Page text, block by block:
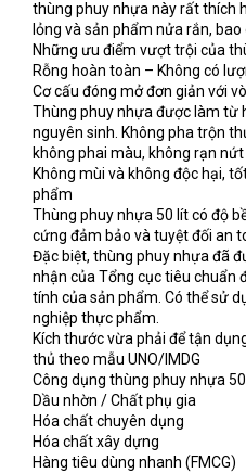
thùng phuy nhựa này rất thích
lỏng và sản phẩm nửa rắn,
Những ưu điểm vượt trội của
Rỗng hoàn toàn – Không có
Cơ cấu đóng mở đơn giản với
Thùng phuy nhựa được làm từ
nguyên sinh. Không pha trộn
không phai màu, không rạn
Không mùi và không độc hại,
phẩm
Thùng phuy nhựa 50 lít có độ
cứng đảm bảo và tuyệt đối an
Đặc biệt, thùng phuy nhựa đã
nhận của Tổng cục tiêu chuẩn
tính của sản phẩm. Có thể sử
nghiệp thực phẩm.
Kích thước vừa phải để tận
thủ theo mẫu UNO/IMDG
Công dụng thùng phuy nhựa
Dầu nhờn / Chất phụ gia
Hóa chất chuyên dụng
Hóa chất xây dựng
Hàng tiêu dùng nhanh (FMCG)